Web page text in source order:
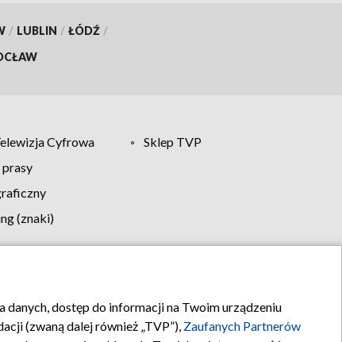
/ LUBLIN / ŁÓDŹ /
Cyfrowa
Sklep TVP
(znaki)
Kontakt
dostęp do informacji na Twoim urządzeniu
(zwaną dalej również „TVP”), Zaufanych Partnerów